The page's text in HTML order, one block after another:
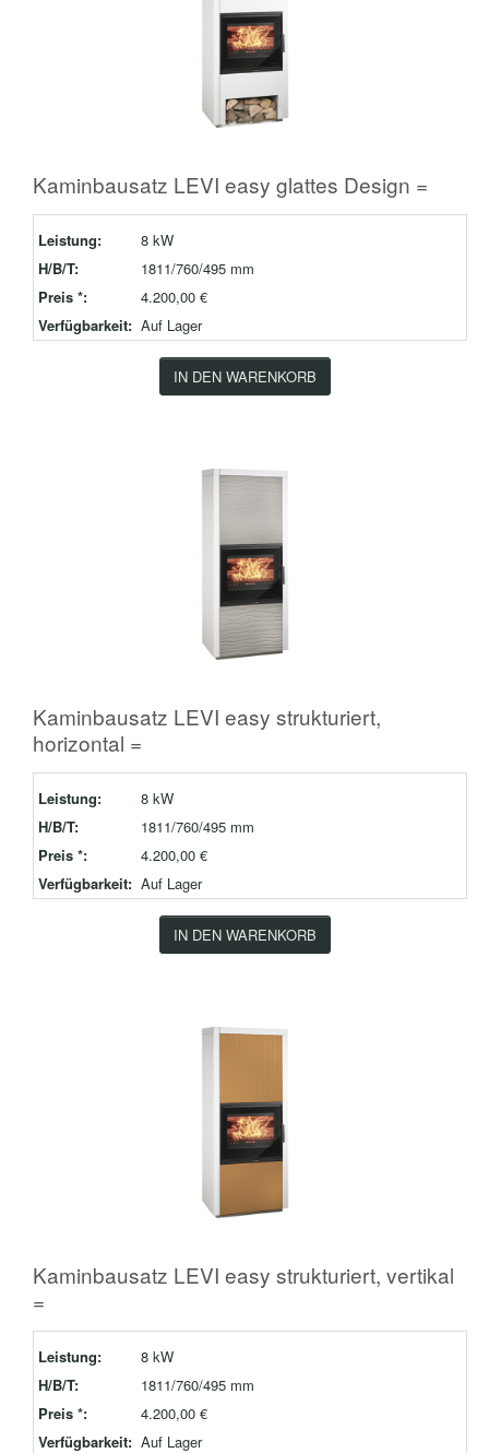
Kaminbausatz LEVI easy glattes Design =
Leistung:
8 kW
H/B/T:
1811/760/495 mm
Preis *:
4.200,00 €
Verfügbarkeit: Auf Lager
IN DEN WARENKORB
Kaminbausatz LEVI easy strukturiert,
horizontal =
Leistung:
8 kW
H/B/T:
1811/760/495 mm
Preis *:
4.200,00 €
Verfügbarkeit: Auf Lager
IN DEN WARENKORB
Kaminbausatz LEVI easy strukturiert, vertikal
=
Leistung:
8 kW
H/B/T:
1811/760/495 mm
Preis *:
4.200,00 €
Verfügbarkeit: Auf Lager